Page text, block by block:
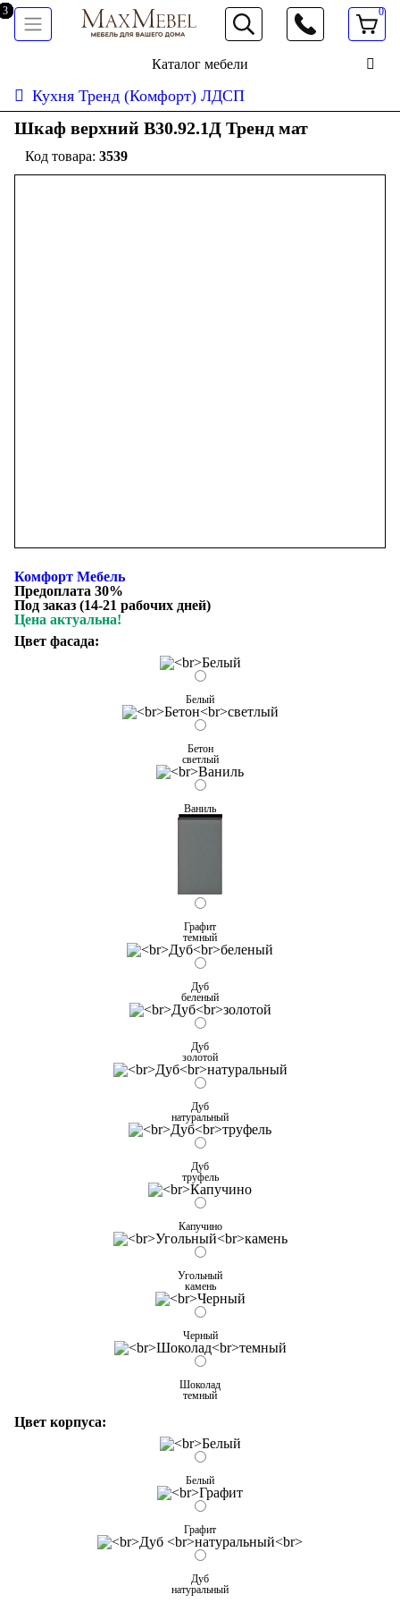
066 472 19 61
0
Каталог мебели
Кухня Тренд (Комфорт) ЛДСП
Шкаф верхний В30.92.1Д Тренд мат
3539
Комфорт Мебель
Предоплата 30%
Под заказ (14-21 рабочих дней)
Цена актуальна!
Цвет фасада:
Белый
Бетон
светлый
Ваниль
Графит
темный
Дуб
беленый
Дуб
золотой
Дуб
натуральный
Дуб
труфель
Капучино
Угольный
камень
Черный
Шоколад
темный
Цвет корпуса:
Белый
Графит
Дуб
натуральный